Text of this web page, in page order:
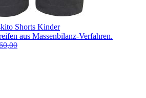
Shorts Kinder
aus Massenbilanz-Verfahren.